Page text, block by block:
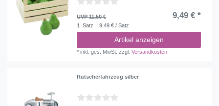
UVP 11,50 € 9,49 € *
1 Satz | 9,49 € / Satz
Artikel anzeigen
*inkl. ges. MwSt. zzgl.Versandkosten
Rutscherfahrzeug silber